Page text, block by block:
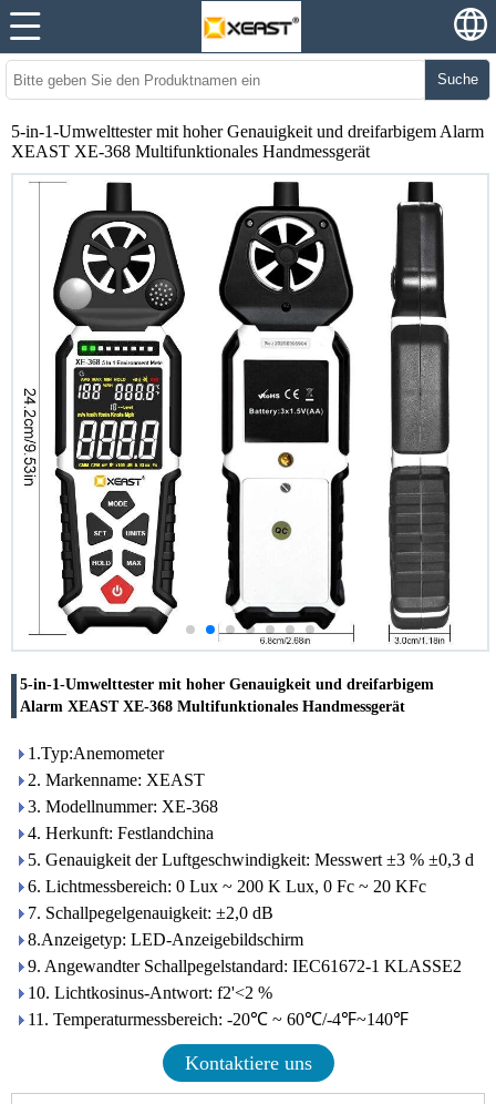
Suche
5-in-1-Umwelttester mit hoher Genauigkeit und dreifarbigem Alarm
XEAST XE-368 Multifunktionales Handmessgerät
5-in-1-Umwelttester mit hoher Genauigkeit und dreifarbigem
Alarm XEAST XE-368 Multifunktionales Handmessgerät
1.Typ:Anemometer
2. Markenname: XEAST
3. Modellnummer: XE-368
4. Herkunft: Festlandchina
5. Genauigkeit der Luftgeschwindigkeit: Messwert ±3 % ±0,3 d
6. Lichtmessbereich: 0 Lux ~ 200 K Lux, 0 Fc ~ 20 KFc
7. Schallpegelgenauigkeit: ±2,0 dB
8.Anzeigetyp: LED-Anzeigebildschirm
9. Angewandter Schallpegelstandard: IEC61672-1 KLASSE2
10. Lichtkosinus-Antwort: f2'<2 %
11. Temperaturmessbereich: -20℃ ~ 60℃/-4℉~140℉
Kontaktiere uns